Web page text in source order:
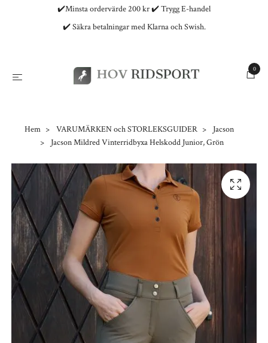
✔️Minsta ordervärde 200 kr ✔️ Trygg E-handel
✔️ Säkra betalningar med Klarna och Swish.
0
Hem VARUMÄRKEN och STORLEKSGUIDER
Jacson
Jacson Mildred Vinterridbyxa Helskodd Junior, Grön